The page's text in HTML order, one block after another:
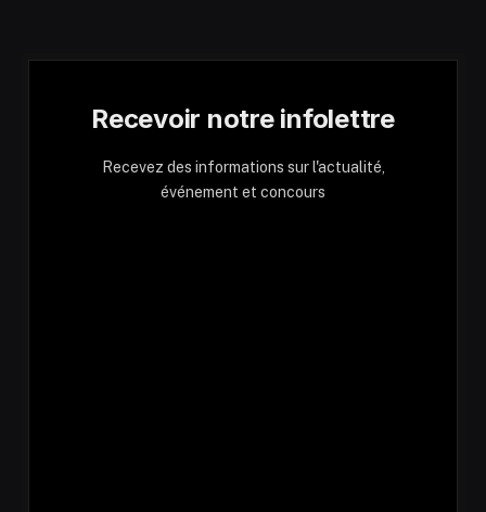
Recevoir notre infolettre
Recevez des informations sur l'actualité,
événement et concours